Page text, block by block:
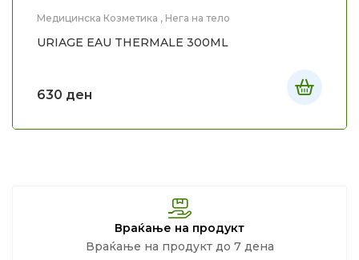
Медицинска Козметика , Нега на тело
URIAGE EAU THERMALE 300ML
630 ден
Враќање на продукт
Враќање на продукт до 7 дена